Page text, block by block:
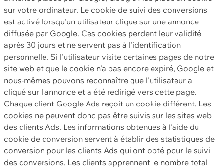
sur votre ordinateur. Le cookie de suivi des conversions
est activé lorsqu'un utilisateur clique sur une annonce
diffusée par Google. Ces cookies perdent leur validité
après 30 jours et ne servent pas à l'identification
personnelle. Si l'utilisateur visite certaines pages de notre
site web et que le cookie n'a pas encore expiré, Google et
nous-mêmes pouvons reconnaître que l'utilisateur a
cliqué sur l'annonce et a été redirigé vers cette page.
Chaque client Google Ads reçoit un cookie différent. Les
cookies ne peuvent donc pas être suivis sur les sites web
des clients Ads. Les informations obtenues à l'aide du
cookie de conversion servent à établir des statistiques de
conversion pour les clients Ads qui ont opté pour le suivi
des conversions. Les clients apprennent le nombre total